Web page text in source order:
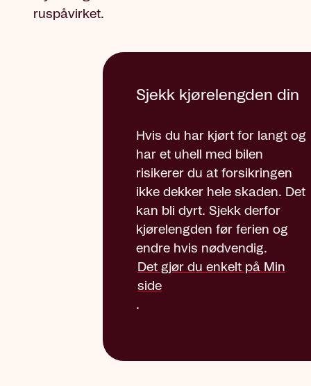
ruspåvirket.
Sjekk kjørelengden din
Hvis du har kjørt for langt og
har et uhell med bilen
risikerer du at forsikringen
ikke dekker hele skaden. Det
kan bli dyrt. Sjekk derfor
kjørelengden før ferien og
endre hvis nødvendig.
Det gjør du enkelt på Min
side
.